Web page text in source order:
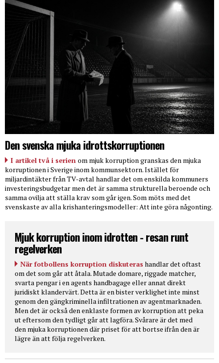
Den svenska mjuka idrottskorruptionen
I artikel två i serien om mjuk korruption granskas den mjuka
korruptionen i Sverige inom kommunsektorn. Istället för
miljardintäkter från TV-avtal handlar det om enskilda kommuners
investeringsbudgetar men det är samma strukturella beroende och
samma ovilja att ställa krav som går igen. Som möts med det
svenskaste av alla krishanteringsmodeller: Att inte göra någonting.
Mjuk korruption inom idrotten - resan runt
regelverken
När fotbollens korruption diskuteras handlar det oftast
om det som går att åtala. Mutade domare, riggade matcher,
svarta pengar i en agents handbagage eller annat direkt
juridiskt klandervärt. Detta är en bister verklighet inte minst
genom den gängkriminella infiltrationen av agentmarknaden.
Men det är också den enklaste formen av korruption att peka
ut eftersom den tydligt går att lagföra. Svårare är det med
den mjuka korruptionen där priset för att bortse ifrån den är
lägre än att följa regelverken.